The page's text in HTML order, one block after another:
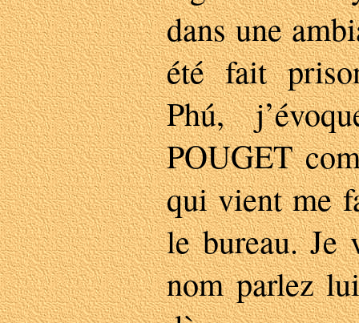
dans une
été fait
Phú,
POUGET
qui vient me
le bureau. Je
nom parlez